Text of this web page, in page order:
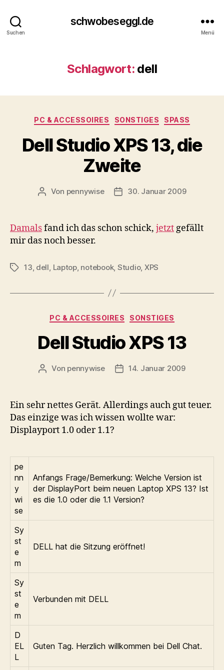
Suchen
schwobeseggl.de
Menü
Schlagwort: dell
Kategorien
PC & ACCESSOIRES SONSTIGES SPASS
Dell Studio XPS 13, die
Zweite
Beitragsautor
Von pennywise Veröffentlichungsdatum
30. Januar 2009
Damalsfand ich das schon schick, jetzt gefällt
mir das noch besser.
Schlagwörter
13 dell Laptop, notebook, Studio, XPS
Kategorien
PC & ACCESSOIRES SONSTIGES
Dell Studio XPS 13
Beitragsautor
Von pennywise Veröffentlichungsdatum
14. Januar 2009
Ein sehr nettes Gerät. Allerdings auch gut teuer.
Das einzige was ich wissen wollte war:
Displayport 1.0 oder 1.1?
pe
nn
y
wi
se
Anfangs Frage/Bemerkung: Welche Version ist
der DisplayPort beim neuen Laptop XPS 13? Ist
es die 1.0 oder die 1.1 Version?
Sy
st
e
m
DELL hat die Sitzung eröffnet!
Sy
st
e
m
Verbunden mit DELL
D
EL
L
Guten Tag. Herzlich willkommen bei Dell Chat.